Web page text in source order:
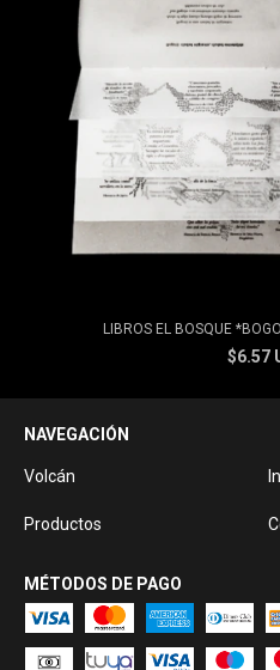
LIBROS EL BOSQUE
$6.57
NAVEGACIÓN
Volcán
Productos
MÉTODOS DE PAGO